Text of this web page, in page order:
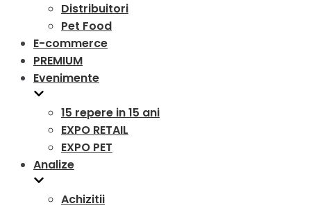
Distribuitori
Pet Food
E-commerce
PREMIUM
Evenimente
15 repere in 15 ani
EXPO RETAIL
EXPO PET
Analize
Achizitii